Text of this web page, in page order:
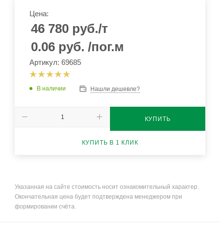
Цена:
46 780 руб./т
0.06 руб. /пог.м
Артикул: 69685
В наличии Нашли дешевле?
КУПИТЬ
КУПИТЬ В 1 КЛИК
Указанная на сайте стоимость носит ознакомительный характер.
Окончательная цена будет подтверждена менеджером при
формировании счёта.